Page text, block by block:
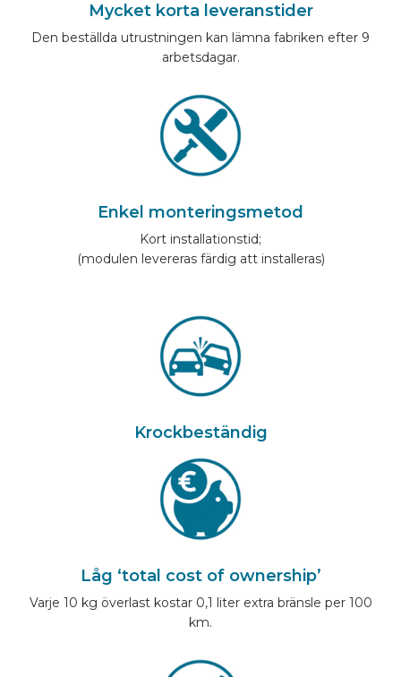
Mycket korta leveranstider
Den beställda utrustningen kan lämna fabriken efter 9
arbetsdagar.
Enkel monteringsmetod
Kort installationstid;
(modulen levereras färdig att installeras)
Krockbeständig
Låg ‘total cost of ownership’
Varje 10 kg överlast kostar 0,1 liter extra bränsle per 100
km.